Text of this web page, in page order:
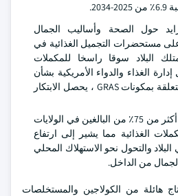
حول الصحة وأساليب الجمال
مستحضرات التجميل الغذائية في
البلاد سوقا راسخا للمكملات
الغذاء والدواء الأمريكية بشأن
المعايير التوجيهية المتعلقة بمكونات GRAS ، يحصل الابتكار
تشير التقارير إلى أن أكثر من 75٪ من البالغين في الولايات
الغذائية مما يشير إلى ارتفاع
والتحول نحو الاستهلاك المحلي
من الداخل.
هائلة من الكولاجين والمستخلصات